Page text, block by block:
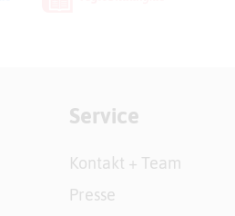
Service
Kontakt + Team
Presse